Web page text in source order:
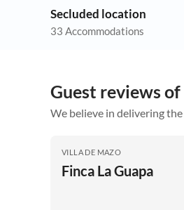
Secluded location
33 Accommodations
Guest reviews
We believe in delivering
VILLA DE MAZO
Finca La Guapa